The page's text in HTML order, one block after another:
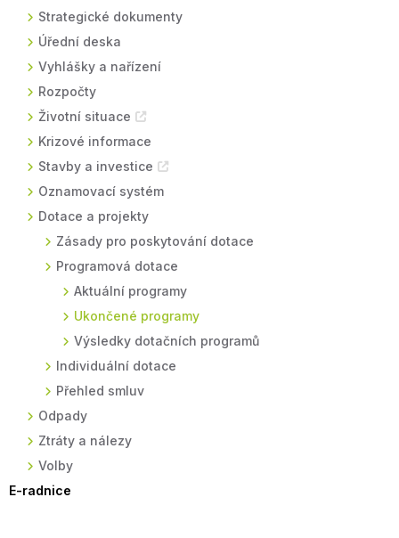
Strategické dokumenty
Úřední deska
Vyhlášky a nařízení
Rozpočty
Životní situace
Krizové informace
Stavby a investice
Oznamovací systém
Dotace a projekty
Zásady pro poskytování dotace
Programová dotace
Aktuální programy
Ukončené programy
Výsledky dotačních programů
Individuální dotace
Přehled smluv
Odpady
Ztráty a nálezy
Volby
E-radnice